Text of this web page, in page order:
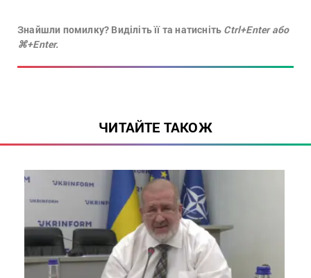
Знайшли помилку? Виділіть її та натисніть Ctrl+Enter або
⌘+Enter.
ЧИТАЙТЕ ТАКОЖ